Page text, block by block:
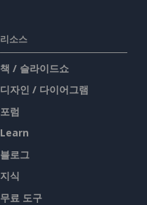
리소스
책 / 슬라이드쇼
디자인 / 다이어그램
포럼
Learn
블로그
지식
무료 도구